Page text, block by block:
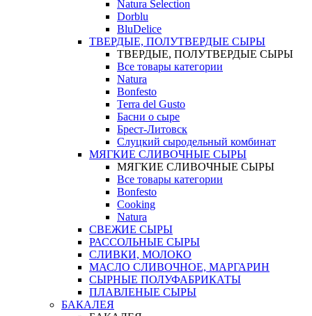
Natura Selection
Dorblu
BluDelice
ТВЕРДЫЕ, ПОЛУТВЕРДЫЕ СЫРЫ
ТВЕРДЫЕ, ПОЛУТВЕРДЫЕ СЫРЫ
Все товары категории
Natura
Bonfesto
Terra del Gusto
Басни о сыре
Брест-Литовск
Слуцкий сыродельный комбинат
МЯГКИЕ СЛИВОЧНЫЕ СЫРЫ
МЯГКИЕ СЛИВОЧНЫЕ СЫРЫ
Все товары категории
Bonfesto
Cooking
Natura
СВЕЖИЕ СЫРЫ
РАССОЛЬНЫЕ СЫРЫ
СЛИВКИ, МОЛОКО
МАСЛО СЛИВОЧНОЕ, МАРГАРИН
СЫРНЫЕ ПОЛУФАБРИКАТЫ
ПЛАВЛЕНЫЕ СЫРЫ
БАКАЛЕЯ